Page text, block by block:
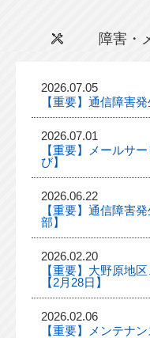
障害・
2026.07.05
【重要】通信障害
2026.07.01
【重要】メールサ
び】
2026.06.22
【重要】通信障害
部】
2026.02.20
【重要】大野原地
【2月28日】
2026.02.06
【重要】メンテナ